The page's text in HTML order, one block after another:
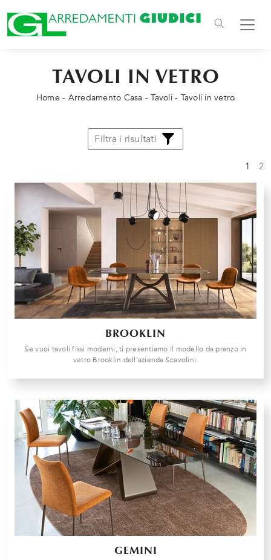
TAVOLI IN VETRO
Home - Arredamento Casa -Tavoli- Tavoli in vetro
Filtra i risultati
1 2
BROOKLIN
Se vuoi tavoli fissi moderni, ti presentiamo il modello da pranzo in
vetro Brooklin dell'azienda Scavolini.
GEMINI